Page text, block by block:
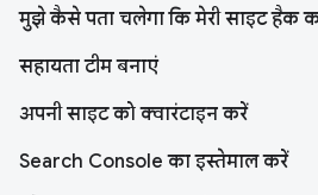
मुझे कैसे पता चलेगा कि मेरी साइट हैक
सहायता टीम बनाएं
अपनी साइट को क्वारंटाइन करें
Search Console का इस्तेमाल करें